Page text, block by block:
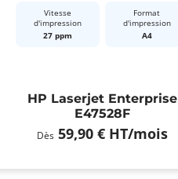
Vitesse
d'impression
27 ppm
Format
d'impression
A4
HP Laserjet Enterprise
E47528F
Dès 59,90 € HT/mois